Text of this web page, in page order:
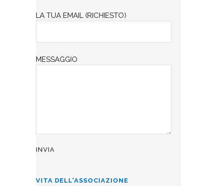
LA TUA EMAIL (RICHIESTO)
MESSAGGIO
VITA DELL'ASSOCIAZIONE